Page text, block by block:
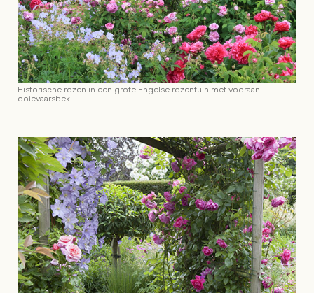
Historische rozen in een grote Engelse rozentuin met vooraan
ooievaarsbek.